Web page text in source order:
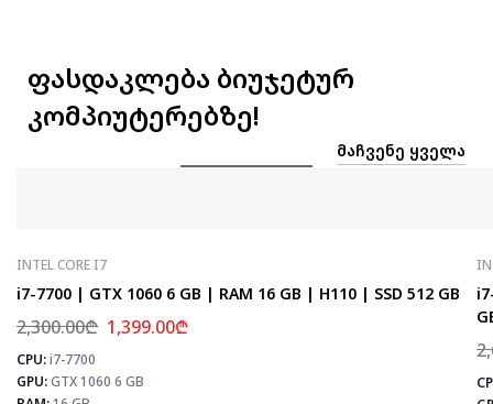
ფასდაკლება ბიუჯეტურ
კომპიუტერებზე!
ᲛᲐᲩᲕᲔᲜᲔ ᲧᲕᲔᲚᲐ
INTEL CORE I7
i7-7700 | GTX 1060 6 GB | RAM 16 GB | H110 | SSD 512 GB
2,300.00₾ 1,399.00₾
CPU:i7-7700
GPU:GTX 1060 6 GB